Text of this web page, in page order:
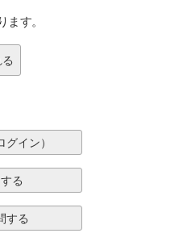
ます。